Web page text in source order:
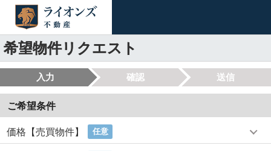
希望物件リクエスト
入力 確認 送信
ご希望条件
価格【売買物件】 任意